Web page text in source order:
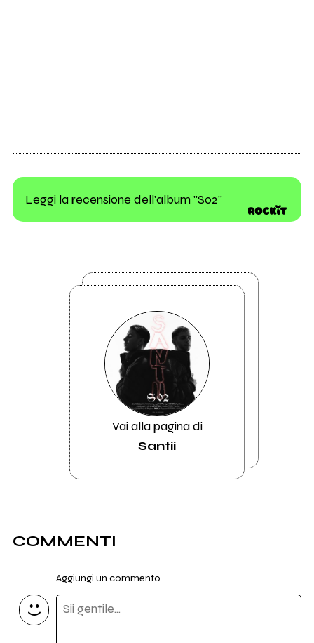
Leggi la recensione dell'album "S02"
Vai alla pagina di
Santii
COMMENTI
Aggiungi un commento